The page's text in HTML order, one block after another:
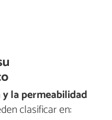
la permeabilidad
clasificar en: